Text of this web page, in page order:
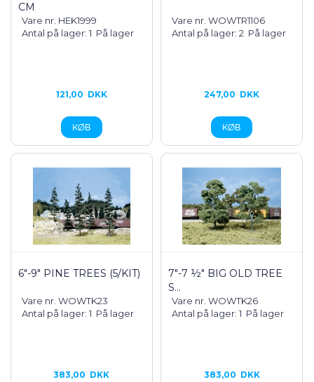
CM
Vare nr. HEK1999
Antal på lager: 1 På lager
121,00 DKK
Vare nr. WOWTR1106
Antal på lager: 2 På lager
247,00 DKK
6"-9" PINE TREES (5/KIT)
Vare nr. WOWTK23
Antal på lager: 1 På lager
383,00 DKK
7"-7 ½" BIG OLD TREE
S...
Vare nr. WOWTK26
Antal på lager: 1 På lager
383,00 DKK